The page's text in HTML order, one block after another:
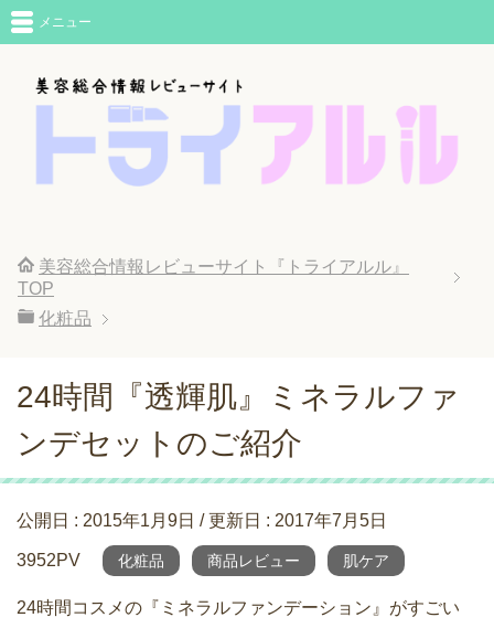
メニュー
美容総合情報レビューサイト『トライアルル』
TOP
化粧品
24時間『透輝肌』ミネラルファ
ンデセットのご紹介
公開日 : 2015年1月9日 / 更新日 : 2017年7月5日
3952PV 化粧品 商品レビュー 肌ケア
24時間コスメの『ミネラルファンデーション』がすごい